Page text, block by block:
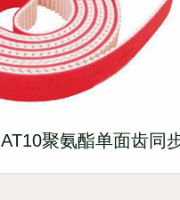
AT10聚氨酯单面齿同